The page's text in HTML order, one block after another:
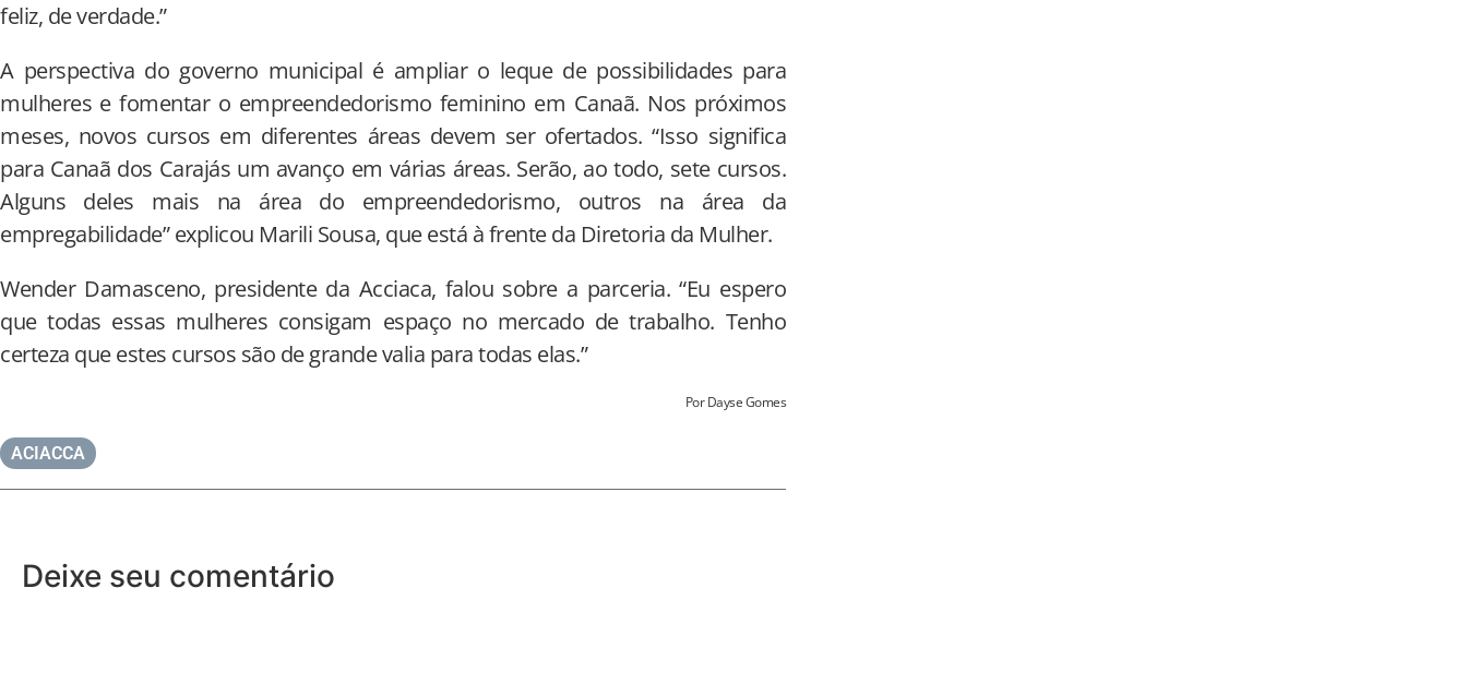
feliz, de verdade.”
A perspectiva do governo municipal é ampliar o leque de possibilidades para
mulheres e fomentar o empreendedorismo feminino em Canaã. Nos próximos
meses, novos cursos em diferentes áreas devem ser ofertados. “Isso significa
para Canaã dos Carajás um avanço em várias áreas. Serão, ao todo, sete cursos.
Alguns deles mais na área do empreendedorismo, outros na área da
empregabilidade” explicou Marili Sousa, que está à frente da Diretoria da Mulher.
Wender Damasceno, presidente da Acciaca, falou sobre a parceria. “Eu espero
que todas essas mulheres consigam espaço no mercado de trabalho. Tenho
certeza que estes cursos são de grande valia para todas elas.”
Por Dayse Gomes
ACIACCA
Deixe seu comentário